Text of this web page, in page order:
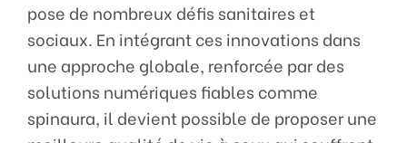
pose de nombreux défis sanitaires et
sociaux. En intégrant ces innovations dans
une approche globale, renforcée par des
solutions numériques fiables comme
spinaura, il devient possible de proposer une